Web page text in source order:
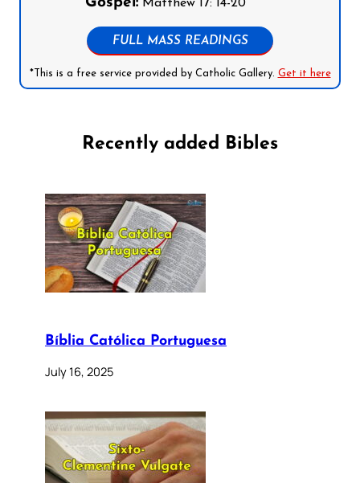
Matthew 17: 14-20
FULL MASS READINGS
*This is a free service provided by Catholic Gallery. Get it here
Recently added Bibles
Bíblia Católica Portuguesa
July 16, 2025